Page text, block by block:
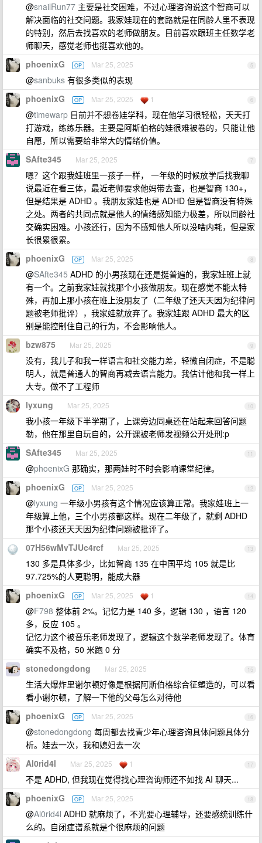
@snailRun77 主要是社交困难，不过心理咨询说这个智商可以
解决面临的社交问题。我家娃现在的套路就是在同龄人里不表现
的特别，然后去找喜欢的老师做朋友。目前喜欢跟班主任数学老
师聊天，感觉老师也挺喜欢他的。
5
phoenixG OP Mar 25, 2025
@sanbuks 有很多类似的表现
6
phoenixG OP Mar 25, 2025 1
@timewarp 目前并不想卷娃学科，现在他学习很轻松，天天打
打游戏，练练乐器。主要是阿斯伯格的娃很难被卷的，只能让他
自愿，所以需要给非常大的情绪价值。
7
SAfte345 Mar 25, 2025
嗯？这个跟我娃班里一孩子一样， 一年级的时候放学后找我聊
说最近在看三体，最近老师要求他妈带去查，也是智商 130+，
但是结果是 ADHD 。我朋友家娃也是 ADHD 但是智商没有特殊
之处。两者的共同点就是他人的情绪感知能力极差，所以同龄社
交确实困难。小孩还行，因为不感知他人所以没啥内耗，但是家
长很累很累。
8
phoenixG OP Mar 25, 2025
@SAfte345 ADHD 的小男孩现在还是挺普遍的，我家娃班上就
有一个。之前我家娃就找那个小孩做朋友。现在感觉不能太特
殊，再加上那小孩在班上没朋友了（二年级了还天天因为纪律问
题被老师批评），我家娃就放弃了。我家娃跟 ADHD 最大的区
别是能控制住自己的行为，不会影响他人。
9
bzw875 Mar 25, 2025
没有，我儿子和我一样语言和社交能力差，轻微自闭症，不是聪
明人，就是普通人的智商再减去语言能力。我估计他和我一样上
大专。做不了工程师
10
lyxung Mar 25, 2025
我小孩一年级下半学期了，上课旁边同桌还在站起来回答问题
勒，他在那里自玩自的，公开课被老师发视频公开处刑:p
11
SAfte345 Mar 25, 2025
@phoenixG 那确实，那两娃时不时会影响课堂纪律。
12
phoenixG OP Mar 25, 2025
@lyxung 一年级小男孩有这个情况应该算正常。我家娃班上一
年级算上他，三个小男孩都这样。现在二年级了，就剩 ADHD
那个小孩还天天因为纪律问题被批评了。
13
07H56wMvTJUc4rcf Mar 25, 2025
130 多是具体多少，比如智商 135 在中国平均 105 就是比
97.725%的人更聪明，能成大器
14
phoenixG OP Mar 25, 2025 1
@F798 整体前 2%。记忆力是 140 多，逻辑 130 ，语言 120
多，反应 105 。
记忆力这个被音乐老师发现了，逻辑这个数学老师发现了。体育
确实不及格，50 米跑 0 分
15
stonedongdong Mar 25, 2025
生活大爆炸里谢尔顿好像是根据阿斯伯格综合征塑造的，可以看
看小谢尔顿，了解一下他的父母怎么对待他
16
phoenixG OP Mar 25, 2025
@stonedongdong 每周都去找青少年心理咨询具体问题具体分
析。娃去一次，我和媳妇去一次
17
Al0rid4l Mar 25, 2025 1
不是 ADHD, 但我现在觉得找心理咨询师还不如找 AI 聊天...
18
phoenixG OP Mar 25, 2025
@Al0rid4l ADHD 就麻烦了，不光要心理辅导，还要感统训练什
么的。自闭症谱系就是个很麻烦的问题